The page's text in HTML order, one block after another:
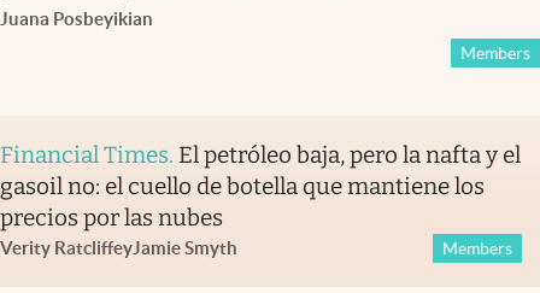
Juana Posbeyikian
Members
Financial Times. El petróleo baja, pero la nafta y el
gasoil no: el cuello de botella que mantiene los
precios por las nubes
Verity RatcliffeyJamie Smyth Members